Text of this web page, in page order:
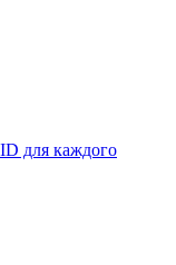
для каждого